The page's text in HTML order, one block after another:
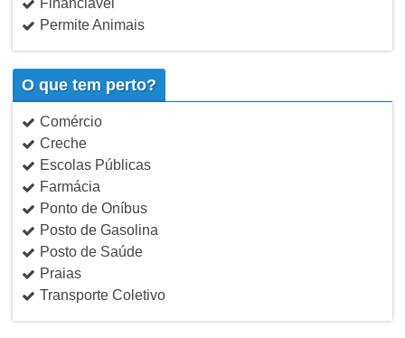
Permite Animais
O que tem perto?
Comércio
Creche
Escolas Públicas
Farmácia
Ponto de Oníbus
Posto de Gasolina
Posto de Saúde
Praias
Transporte Coletivo